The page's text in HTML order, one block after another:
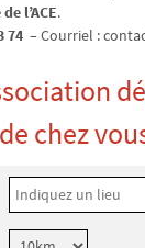
l’ACE.
74 – Courriel :
chez